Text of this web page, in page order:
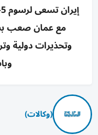
مع عمان صعب
وتحذيرات دولية
(وكالات)